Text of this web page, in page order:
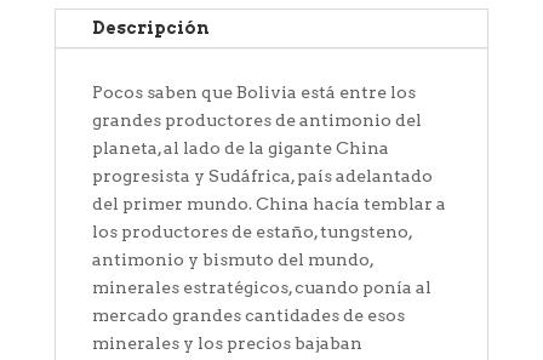
cantidad
Descripción
Pocos saben que Bolivia está entre los
grandes productores de antimonio del
planeta, al lado de la gigante China
progresista y Sudáfrica, país adelantado
del primer mundo. China hacía temblar a
los productores de estaño, tungsteno,
antimonio y bismuto del mundo,
minerales estratégicos, cuando ponía al
mercado grandes cantidades de esos
minerales y los precios bajaban